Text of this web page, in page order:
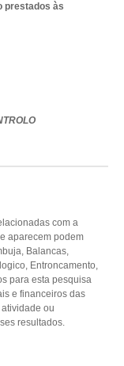
prestados às
com a
aparecem podem
Balancas,
Entroncamento,
para esta pesquisa
e financeiros das
ou
resultados.